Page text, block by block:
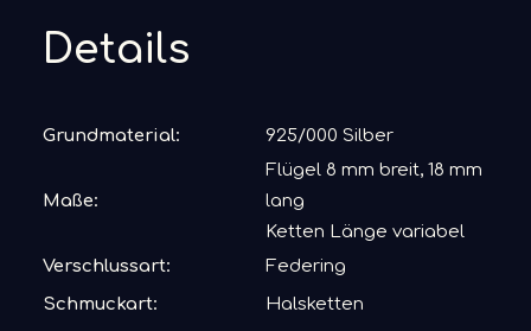
Details
Grundmaterial: 925/000 Silber
Maße:
Flügel 8 mm breit, 18 mm
lang
Ketten Länge variabel
Verschlussart:
Federing
Schmuckart:
Halsketten